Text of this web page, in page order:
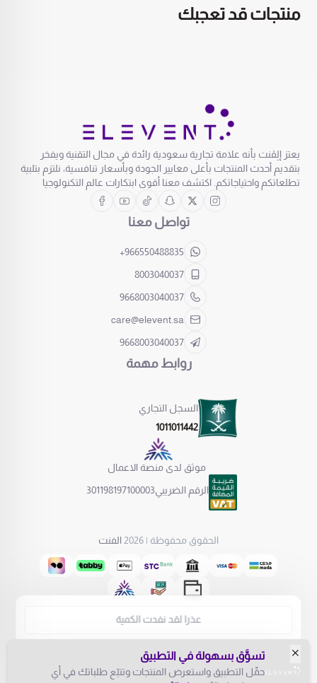
0
عذرا لقد نفدت الكمية
منتجات قد تعجبك
يعتز إلِڤنت بأنه علامة تجارية سعودية رائدة في مجال التقنية ويفخر
بتقديم أحدث المنتجات بأعلى معايير الجودة وبأسعار تنافسية، نلتزم بتلبية
تطلعاتكم واحتياجاتكم. اكتشف معنا أقوى ابتكارات عالم التكنولوجيا
روابط مهمة
تواصل معنا
+966550488835
8003040037
9668003040037
care@elevent.sa
9668003040037
السجل التجاري
1011011442
موثق لدى منصة الاعمال
الرقم الضريبي301198197100003
الحقوق محفوظة | 2026 الفنت
تسوَّق بسهولة في التطبيق
حمِّل التطبيق واستعرض المنتجات وتتبّع طلباتك في أي